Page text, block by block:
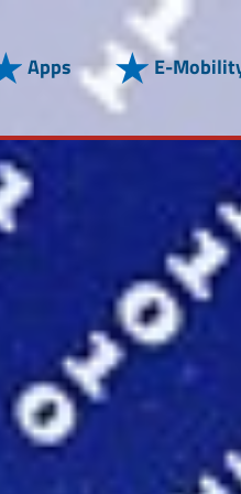
Apps E-